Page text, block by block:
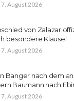
7. August 2026
von Zalazar
besondere Klausel
7. August 2026
Banger nach dem
Baumann nach
7. August 2026